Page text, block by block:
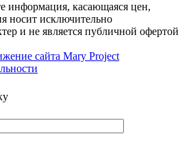
информация, касающаяся цен,
носит исключительно
и не является публичной офертой
сайта Mary Project